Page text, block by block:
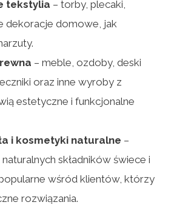
tekstylia – torby, plecaki,
dekoracje domowe, jak
– meble, ozdoby, deski
oraz inne wyroby z
estetyczne i funkcjonalne
i kosmetyki naturalne –
składników świece i
wśród klientów, którzy
rozwiązania.